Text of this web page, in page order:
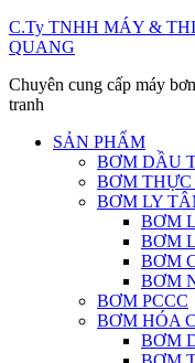
Skip
to
C.Ty TNHH MÁY &
QUANG
Chuyên cung cấp máy
tranh
SẢN PHẨM
BƠM DẦU
BƠM
BƠM LY
BƠM
BƠM
BƠM
BƠM
BƠM PCCC
BƠM HÓA
BƠM